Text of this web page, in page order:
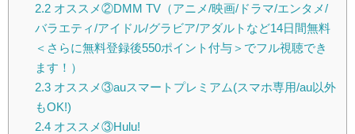
2.2オススメ②DMM TV（アニメ/映画/ドラマ/エンタメ/
バラエティ/アイドル/グラビア/アダルトなど14日間無料
＜さらに無料登録後550ポイント付与＞でフル視聴でき
ます！）
2.3オススメ③auスマートプレミアム(スマホ専用/au以外
もOK!)
2.4オススメ③Hulu!